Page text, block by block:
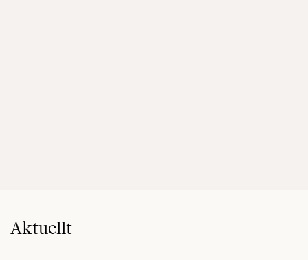
Aktuellt